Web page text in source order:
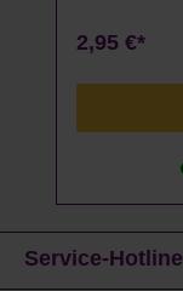
2,95 €*
Service-Hotline